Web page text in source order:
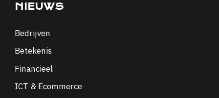
NIEUWS
Bedrijven
Betekenis
Financieel
ICT & Ecommerce